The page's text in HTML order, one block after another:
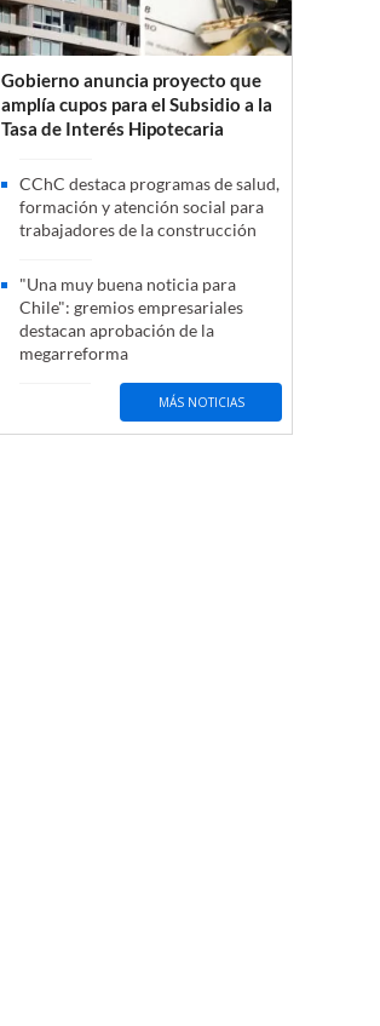
Gobierno anuncia proyecto que
amplía cupos para el Subsidio a la
Tasa de Interés Hipotecaria
CChC destaca programas de salud,
formación y atención social para
trabajadores de la construcción
"Una muy buena noticia para
Chile": gremios empresariales
destacan aprobación de la
megarreforma
MÁS NOTICIAS